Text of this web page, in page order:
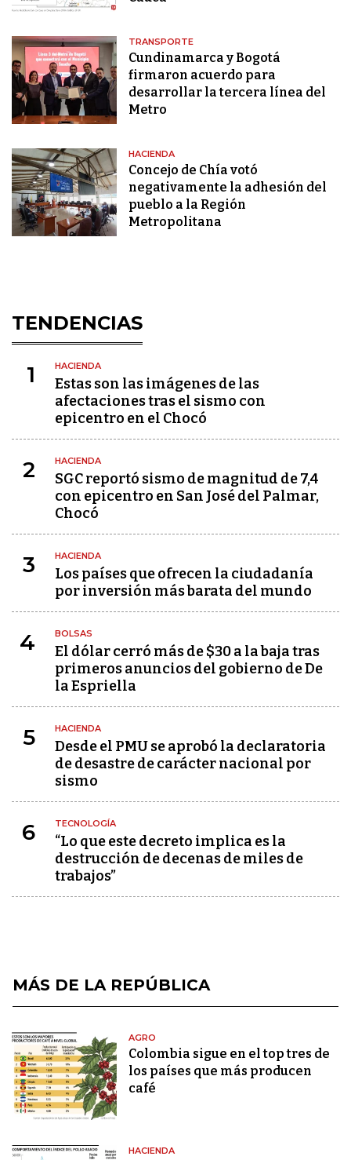
TRANSPORTE
Cundinamarca y Bogotá
firmaron acuerdo para
desarrollar la tercera línea del
Metro
HACIENDA
Concejo de Chía votó
negativamente la adhesión del
pueblo a la Región
Metropolitana
TENDENCIAS
1 HACIENDA
Estas son las imágenes de las
afectaciones tras el sismo con
epicentro en el Chocó
2 HACIENDA
SGC reportó sismo de magnitud de 7,4
con epicentro en San José del Palmar,
Chocó
3 HACIENDA
Los países que ofrecen la ciudadanía
por inversión más barata del mundo
4 BOLSAS
El dólar cerró más de $30 a la baja tras
primeros anuncios del gobierno de De
la Espriella
5 HACIENDA
Desde el PMU se aprobó la declaratoria
de desastre de carácter nacional por
sismo
6 TECNOLOGÍA
“Lo que este decreto implica es la
destrucción de decenas de miles de
trabajos”
MÁS DE LA REPÚBLICA
AGRO
Colombia sigue en el top tres de
los países que más producen
café
HACIENDA